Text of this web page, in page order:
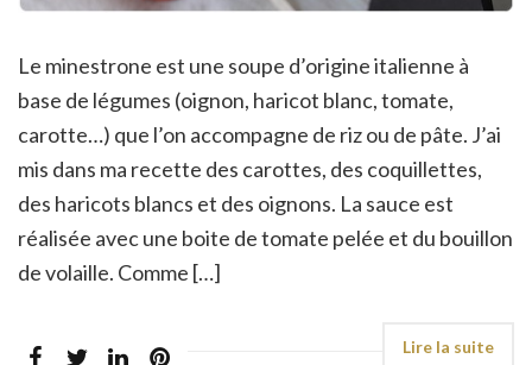
Le minestrone est une soupe d’origine italienne à
base de légumes (oignon, haricot blanc, tomate,
carotte…) que l’on accompagne de riz ou de pâte. J’ai
mis dans ma recette des carottes, des coquillettes,
des haricots blancs et des oignons. La sauce est
réalisée avec une boite de tomate pelée et du bouillon
de volaille. Comme […]